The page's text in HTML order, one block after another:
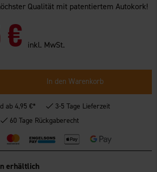
Qualität mit patentiertem Autokork!
€ inkl. MwSt.
In den Warenkorb
ab 4,95 €*
3-5 Tage Lieferzeit
60 Tage Rückgaberecht
erhältlich